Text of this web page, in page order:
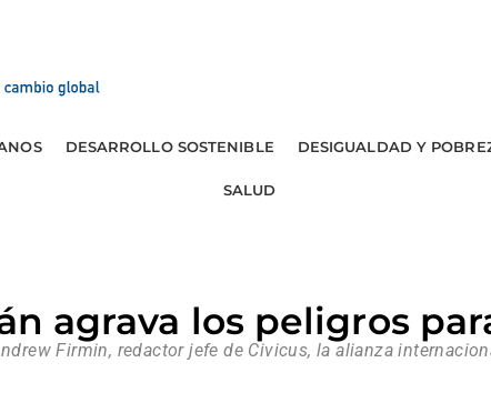
DESARROLLO SOSTENIBLE DESIGUALDAD Y
SALUD
agrava los peligros
Firmin, redactor jefe de Civicus, la alianza